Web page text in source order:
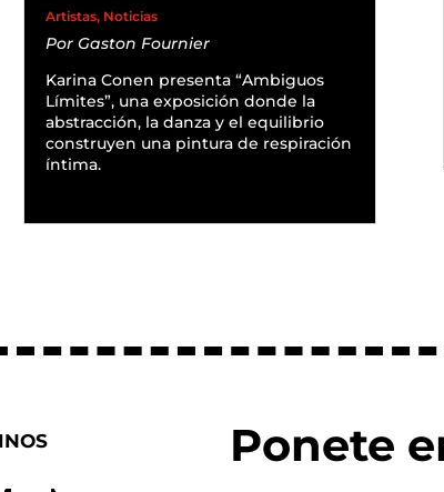
Artistas, Noticias
Por Gaston Fournier
Karina Conen presenta “Ambiguos
Límites”, una exposición donde la
abstracción, la danza y el equilibrio
construyen una pintura de respiración
íntima.
Ponete